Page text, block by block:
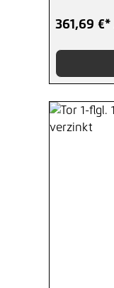
361,69 €*